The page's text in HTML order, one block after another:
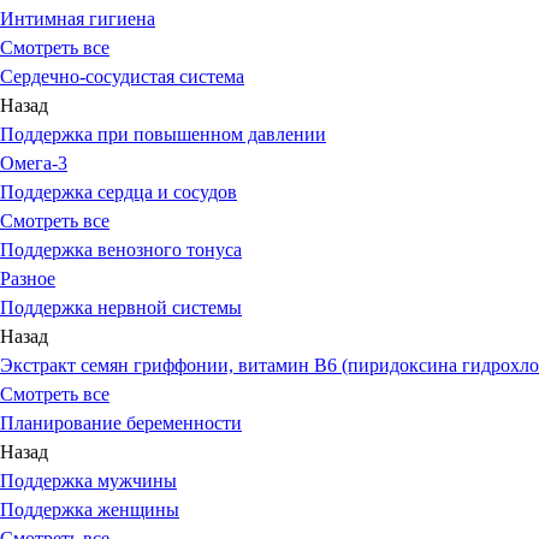
Интимная гигиена
Смотреть все
Сердечно-сосудистая система
Назад
Поддержка при повышенном давлении
Омега-3
Поддержка сердца и сосудов
Смотреть все
Поддержка венозного тонуса
Разное
Поддержка нервной системы
Назад
Экстракт семян гриффонии, витамин В6 (пиридоксина
Смотреть все
Планирование беременности
Назад
Поддержка мужчины
Поддержка женщины